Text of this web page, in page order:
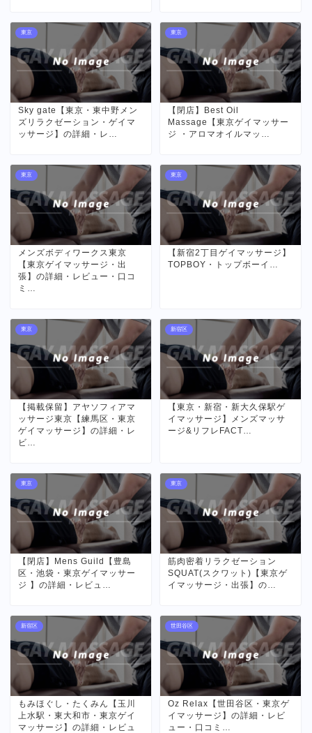
東京
Sky gate【東京・東中野メン
ズリラクゼーション・ゲイマ
ッサージ】の詳細・レ…
東京
【閉店】Best Oil
Massage【東京ゲイマッサー
ジ ・アロマオイルマッ…
東京
メンズボディワークス東京
【東京ゲイマッサージ・出
張】の詳細・レビュー・口コ
ミ…
東京
【新宿2丁目ゲイマッサージ】
TOPBOY・トップボーイ…
東京
【掲載保留】アヤソフィアマ
ッサージ東京【練馬区・東京
ゲイマッサージ】の詳細・レ
ビ…
新宿区
【東京・新宿・新大久保駅ゲ
イマッサージ】メンズマッサ
ージ&リフレFACT…
東京
【閉店】Mens Guild【豊島
区・池袋・東京ゲイマッサー
ジ 】の詳細・レビュ…
東京
筋肉密着リラクゼーション
SQUAT(スクワット)【東京ゲ
イマッサージ・出張】の…
新宿区
もみほぐし・たくみん【玉川
上水駅・東大和市・東京ゲイ
マッサージ】の詳細・レビュ
世田谷区
Oz Relax【世田谷区・東京ゲ
イマッサージ】の詳細・レビ
ュー・口コミ…